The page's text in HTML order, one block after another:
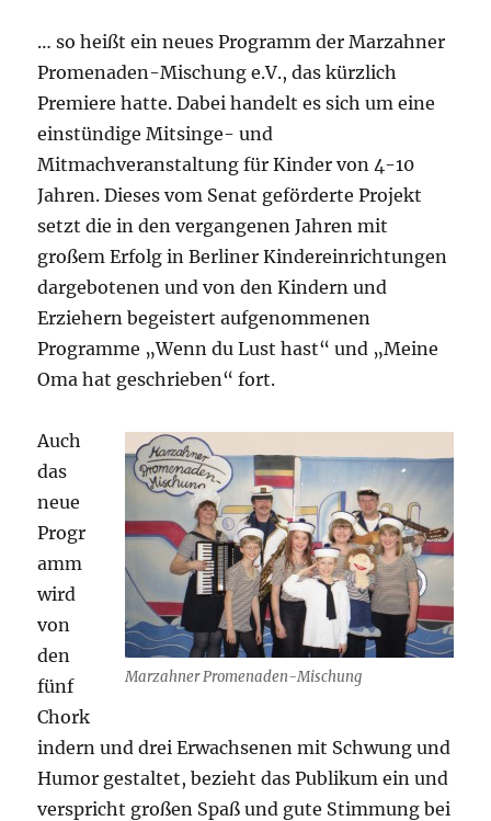
… so heißt ein neues Programm der Marzahner
Promenaden-Mischung e.V., das kürzlich
Premiere hatte. Dabei handelt es sich um eine
einstündige Mitsinge- und
Mitmachveranstaltung für Kinder von 4-10
Jahren. Dieses vom Senat geförderte Projekt
setzt die in den vergangenen Jahren mit
großem Erfolg in Berliner Kindereinrichtungen
dargebotenen und von den Kindern und
Erziehern begeistert aufgenommenen
Programme „Wenn du Lust hast“ und „Meine
Oma hat geschrieben“ fort.
Marzahner Promenaden-Mischung
Auch
das
neue
Progr
amm
wird
von
den
fünf
Chork
indern und drei Erwachsenen mit Schwung und
Humor gestaltet, bezieht das Publikum ein und
verspricht großen Spaß und gute Stimmung bei